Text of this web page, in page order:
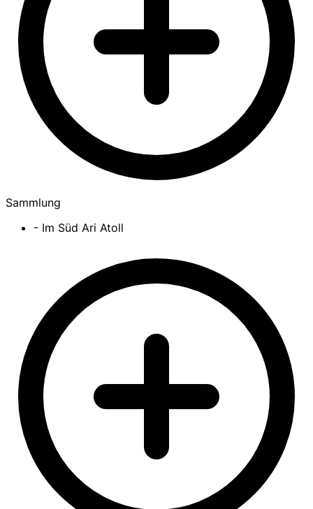
Sammlung
- Im Süd Ari Atoll